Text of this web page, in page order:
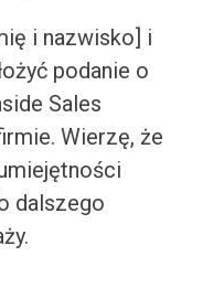
i nazwisko] i
podanie o
Sales
Wierzę, że
dalszego